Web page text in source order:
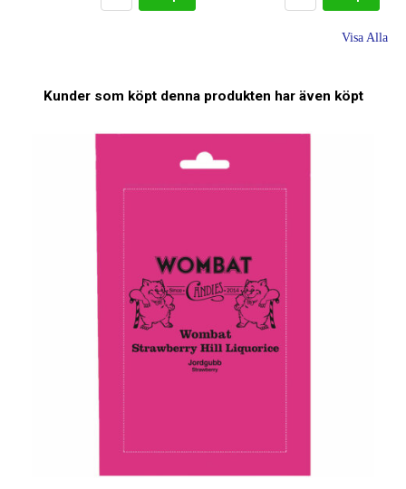
Visa Alla
Kunder som köpt denna produkten har även köpt